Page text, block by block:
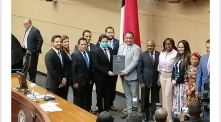
DEPORTES
MUNDO
INSÓLITAS
MULTIMEDIA